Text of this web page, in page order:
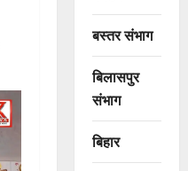
बस्तर संभाग
बिलासपुर
संभाग
बिहार